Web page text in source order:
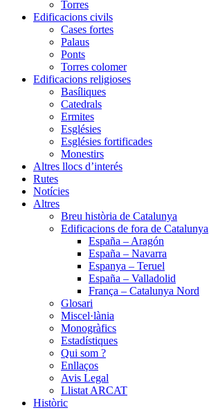
Torres
Edificacions civils
Cases fortes
Palaus
Ponts
Torres colomer
Edificacions religioses
Basíliques
Catedrals
Ermites
Esglésies
Esglésies fortificades
Monestirs
Altres llocs d’interés
Rutes
Notícies
Altres
Breu història de Catalunya
Edificacions de fora de Catalunya
España – Aragón
España – Navarra
Espanya – Teruel
España – Valladolid
França – Catalunya Nord
Glosari
Miscel·lània
Monogràfics
Estadístiques
Qui som ?
Enllaços
Avis Legal
Llistat ARCAT
Històric